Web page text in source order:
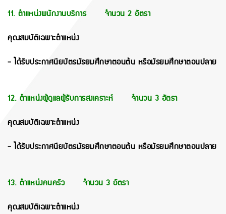
11. ตำแหน่งพนักงานบริการ จำนวน 2 อัตรา
คุณสมบัติเฉพาะตำแหน่ง
- ได้รับประกาศนียบัตรมัธยมศึกษาตอนต้น หรือมัธยมศึกษาตอนปลาย
12. ตำแหน่งผู้ดูแลผู้รับการสงเคราะห์ จำนวน 3 อัตรา
คุณสมบัติเฉพาะตำแหน่ง
- ได้รับประกาศนียบัตรมัธยมศึกษาตอนต้น หรือมัธยมศึกษาตอนปลาย
13. ตำแหน่งคนครัว จำนวน 3 อัตรา
คุณสมบัติเฉพาะตำแหน่ง